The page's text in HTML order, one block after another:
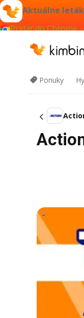
Aktuálne
Pridať do Chrome -
Ponuky